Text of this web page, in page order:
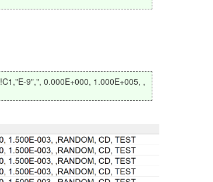
9",", 0.000E+000, 1.000E+005, ,